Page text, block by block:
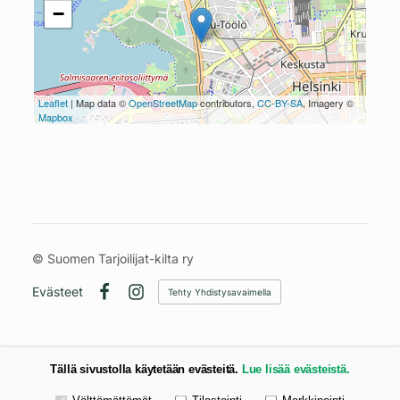
−
Leaflet| Map data ©OpenStreetMapcontributors,CC-BY-SA, Imagery ©
Mapbox
© Suomen Tarjoilijat-kilta ry
Evästeet
Instagram
Tehty Yhdistysavaimella
Tällä sivustolla käytetään evästeitä. Lue lisää evästeistä.
Valitse käytettävät evästeet